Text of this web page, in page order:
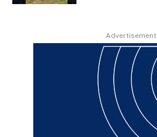
Advertisement